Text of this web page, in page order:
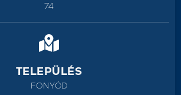
74
TELEPÜLÉS
FONYÓD